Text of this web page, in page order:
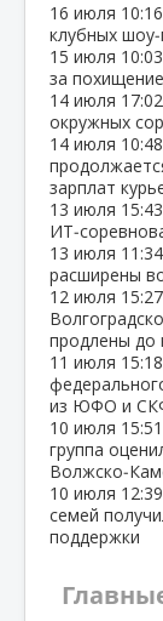
16 июля 10:16
клубных
15 июля 10:03
за
14 июля 17:02
окружных
14 июля 10:48
зарплат
13 июля 15:43
13 июля 11:34
расширены
12 июля 15:27
продлены до
11 июля 15:18
из ЮФО и
10 июля 15:51
группа
10 июля 12:39
семей
поддержки